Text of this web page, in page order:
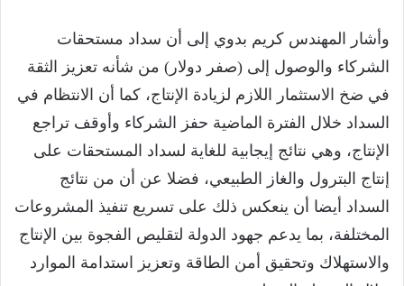
وأشار المهندس كريم بدوي إلى أن سداد مستحقات
الشركاء والوصول إلى (صفر دولار) من شأنه تعزيز الثقة
في ضخ الاستثمار اللازم لزيادة الإنتاج، كما أن الانتظام في
السداد خلال الفترة الماضية حفز الشركاء وأوقف تراجع
الإنتاج، وهي نتائج إيجابية للغاية لسداد المستحقات على
إنتاج البترول والغاز الطبيعي، فضلا عن أن من نتائج
السداد أيضا أن ينعكس ذلك على تسريع تنفيذ المشروعات
المختلفة، بما يدعم جهود الدولة لتقليص الفجوة بين الإنتاج
والاستهلاك وتحقيق أمن الطاقة وتعزيز استدامة الموارد